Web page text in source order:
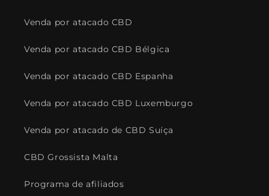
Venda por atacado CBD
Venda por atacado CBD Bélgica
Venda por atacado CBD Espanha
Venda por atacado CBD Luxemburgo
Venda por atacado de CBD Suíça
CBD Grossista Malta
Programa de afiliados